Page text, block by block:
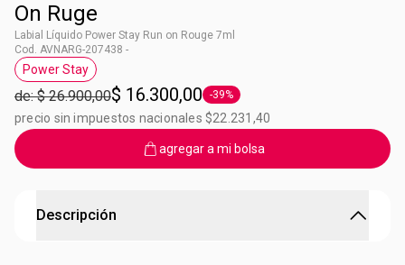
On Ruge
Labial Líquido Power Stay Run on Rouge 7ml
Cod. AVNARG-207438 -
Etiqueta Power Stay
Power Stay
de: $ 26.900,00$ 16.300,00 Etiqueta -39%
-39%
precio sin impuestos nacionales $22.231,40
agregar a mi bolsa
Descripción